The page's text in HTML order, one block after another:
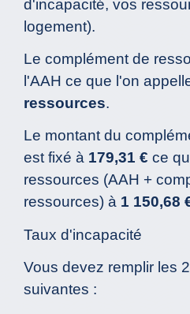
d'incapacité, vos
logement).
Le complément de
l'AAH ce que l'on
ressources.
Le montant du
est fixé à 179,31 € ce
ressources (AAH +
ressources) à 1 150,68
Taux d'incapacité
Vous devez remplir les
suivantes :